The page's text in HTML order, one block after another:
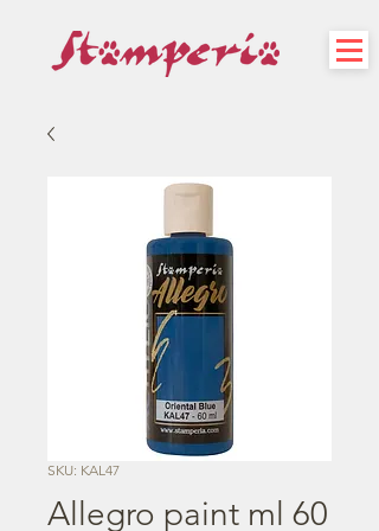
SKU: KAL47
Allegro paint ml 60